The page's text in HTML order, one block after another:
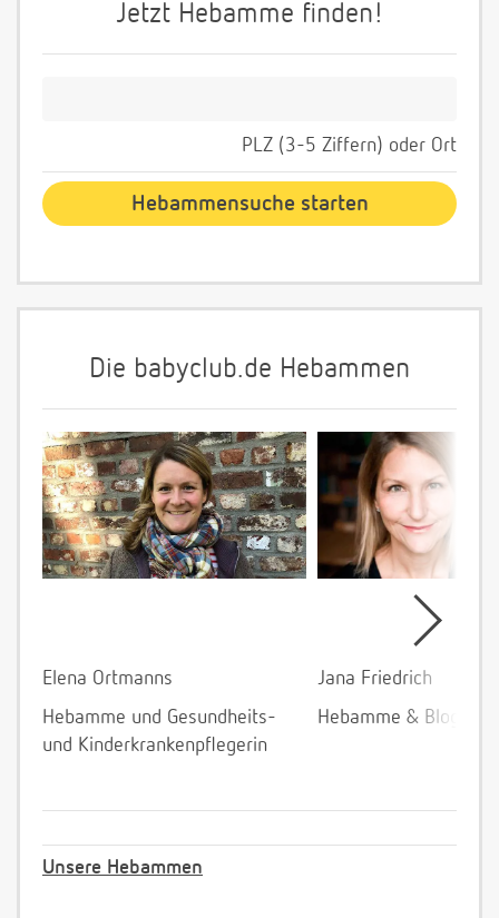
Jetzt Hebamme finden!
PLZ (3-5 Ziffern) oder Ort
Die babyclub.de Hebammen
Elena Ortmanns
Hebamme und Gesundheits-
und Kinderkrankenpflegerin
Jana Friedrich
Hebamme &
Unsere Hebammen